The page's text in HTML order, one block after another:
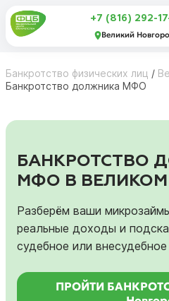
+7 (816) 292-
Великий
Банкротство физических лиц /
Банкротство должника МФО
БАНКРОТСТВО
МФО В
Разберём ваши
реальные доходы и
судебное или
ПРОЙТИ